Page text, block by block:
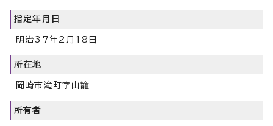
指定年月日
明治37年2月18日
所在地
岡崎市滝町字山籠
所有者